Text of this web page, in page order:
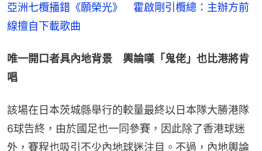
亞洲七欖播錯《願榮光》　霍啟剛引欖總：主辦方前
線擅自下載歌曲
唯一開口者具內地背景　輿論嘆「鬼佬」也比港將肯
唱
該場在日本茨城縣舉行的較量最終以日本隊大勝港隊
6球告終，由於國足也一同參賽，因此除了香港球迷
外，賽程也吸引不少內地球迷注目。不過，內地輿論